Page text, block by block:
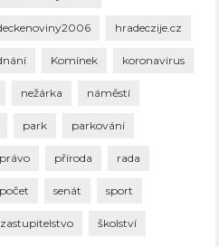
hradeczije.cz
Komínek koronavirus
nežárka náměstí
park parkování
právo příroda rada
senát sport
zastupitelstvo školství